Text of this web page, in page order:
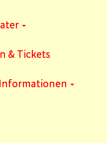
& Tickets
Informationen